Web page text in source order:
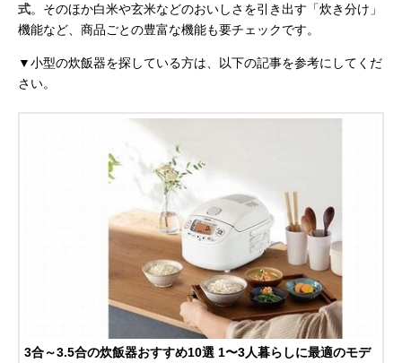
式。そのほか白米や玄米などのおいしさを引き出す「炊き分け」
機能など、商品ごとの豊富な機能も要チェックです。
▼小型の炊飯器を探している方は、以下の記事を参考にしてくだ
さい。
3合～3.5合の炊飯器おすすめ10選 1〜3人暮らしに最適のモデ